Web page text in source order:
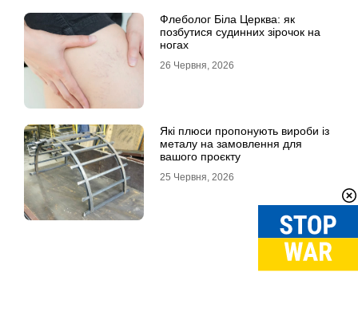
Флеболог Біла Церква: як
позбутися судинних зірочок на
ногах
26 Червня, 2026
Які плюси пропонують вироби із
металу на замовлення для
вашого проєкту
25 Червня, 2026